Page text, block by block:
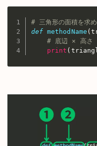
# 三角形の面積を求
def methodName (
# 底辺 × 高さ
print (